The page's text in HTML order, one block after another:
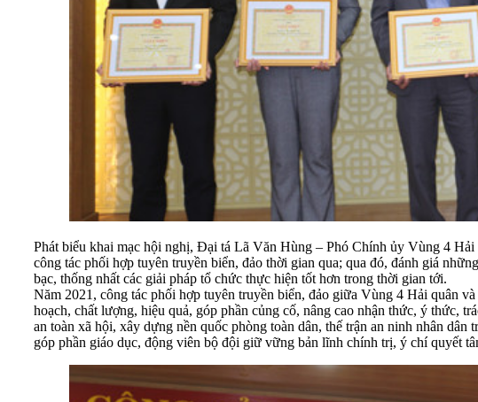
Phát biểu khai mạc hội nghị, Đại tá Lã Văn Hùng – Phó Chính ủy Vùng 4
công tác phối hợp tuyên truyền biển, đảo thời gian qua; qua đó, đánh giá
bạc, thống nhất các giải pháp tổ chức thực hiện tốt hơn trong thời gian tới.
Năm 2021, công tác phối hợp tuyên truyền biển, đảo giữa Vùng 4 Hải quân
hoạch, chất lượng, hiệu quả, góp phần củng cố, nâng cao nhận thức, ý thức,
an toàn xã hội, xây dựng nền quốc phòng toàn dân, thế trận an ninh nhân
góp phần giáo dục, động viên bộ đội giữ vững bản lĩnh chính trị, ý chí quyết